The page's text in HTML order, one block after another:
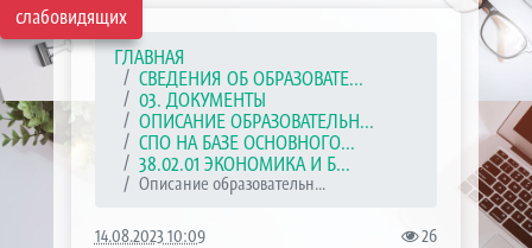
слабовидящих
ГЛАВНАЯ
СВЕДЕНИЯ ОБ ОБРАЗОВАТЕ...
03. ДОКУМЕНТЫ
ОПИСАНИЕ ОБРАЗОВАТЕЛЬН...
СПО НА БАЗЕ ОСНОВНОГО...
38.02.01 ЭКОНОМИКА И Б...
Описание образовательн...
14.08.2023 10:09 26